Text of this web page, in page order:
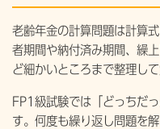
老齢年金の計算問題は計算
者期間や納付済み期間、繰
ど細かいところまで整理して
FP1級試験では「どっちだ
す。何度も繰り返し問題を